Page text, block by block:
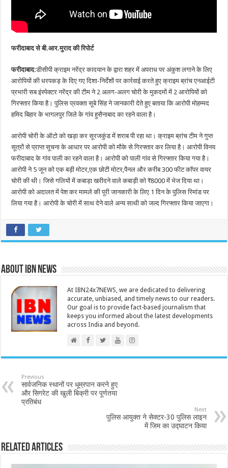
फरीदाबाद से बी.आर.मुराद की रिपोर्ट
फरीदाबाद:डीसीपी क्राइम नरेंद्र कादयान के द्वारा शहर में अपराध पर अंकुश लगाने के लिए
आरोपियों की धरपकड़ के दिए गए दिशा-निर्देशों पर कार्रवाई करते हुए क्राइम ब्रांच एनआईटी
प्रभारी सब इंस्पेक्टर नरेंद्र की टीम ने 2 अलग-अलग चोरी के मुकदमों में 2 आरोपियों को
गिरफ्तार किया है। पुलिस प्रवक्ता सूबे सिंह ने जानकारी देते हुए बताया कि आरोपी मोहम्मद
हमिद बिहार के भागलपुर जिले के गांव हुसैनाबाद का रहने वाला है।
आरोपी चोरी के ऑटो को खड़ा कर सूरजकुंड में शराब पी रहा था। क्राइम ब्रांच टीम ने गुप्त
सूत्रों से प्राप्त सूचना के आधार पर आरोपी को मौके से गिरफ्तार कर लिया है। आरोपी विनय
फरीदाबाद के गांव पाली का रहने वाला है। आरोपी को पाली गांव से गिरफ्तार किया गया है।
आरोपी ने 5 जून को एक बड़ी मोटर,एक छोटी मोटर,पैनल और करीब 300 फीट कॉपर वायर
चोरी की थी। जिसे गलियों में कबाड़ा खरीदने वाले कबाड़ी को ₹8000 में भेज दिया था।
आरोपी को अदालत में पेश कर मामले की पूरी जानकारी के लिए 1 दिन के पुलिस रिमांड पर
लिया गया है। आरोपी के चोरी में साथ देने वाले अन्य साथी को जल्द गिरफ्तार किया जाएगा।
About IBN NEWS
At IBN24x7NEWS, we are dedicated to delivering
accurate, unbiased, and timely news to our readers.
Our goal is to provide fact-based journalism that
keeps you informed about the latest developments
across India and beyond.
Previous
सार्वजनिक स्थानों पर धूम्रपान करने हुए
और सिगरेट की खुली बिक्री पर पूर्णतया
प्रतिबंध
Next
पुलिस आयुक्त ने सेक्टर-30 पुलिस लाइन
में जिम का उद्घाटन किया
Related Articles